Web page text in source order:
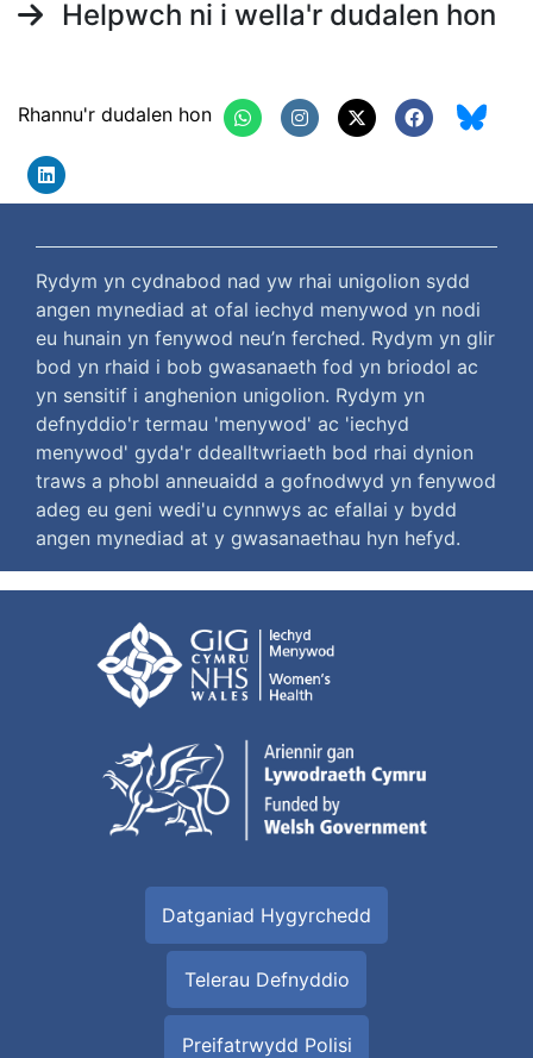
Helpwch ni i wella'r dudalen hon
Rhannu'r dudalen hon
Rydym yn cydnabod nad yw rhai unigolion sydd
angen mynediad at ofal iechyd menywod yn nodi
eu hunain yn fenywod neu’n ferched. Rydym yn glir
bod yn rhaid i bob gwasanaeth fod yn briodol ac
yn sensitif i anghenion unigolion. Rydym yn
defnyddio'r termau 'menywod' ac 'iechyd
menywod' gyda'r ddealltwriaeth bod rhai dynion
traws a phobl anneuaidd a gofnodwyd yn fenywod
adeg eu geni wedi'u cynnwys ac efallai y bydd
angen mynediad at y gwasanaethau hyn hefyd.
Datganiad Hygyrchedd
Telerau Defnyddio
Preifatrwydd Polisi